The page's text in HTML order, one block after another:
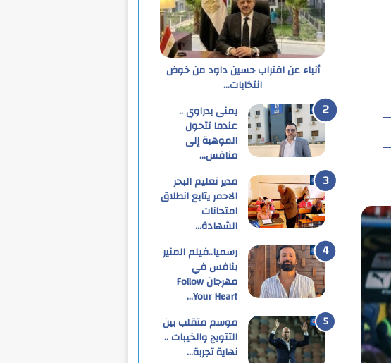
أنباء عن اقتراب حسين داود من خوض
انتخابات…
يمنى بدراوي ..
عندما تتحول
الموهبة إلى
منافس…
مدير تعليم البحر
الاحمر يتابع انطلاق
امتحانات
الشهادة…
رسميا..فيلم المنير
ينافس في
مهرجان Follow
Your Heart…
موسم متقلب بين
التتويج والخيبات ..
نهاية تجربة…